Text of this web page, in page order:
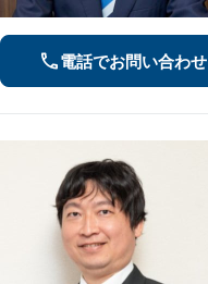
電話でお問い合わせ